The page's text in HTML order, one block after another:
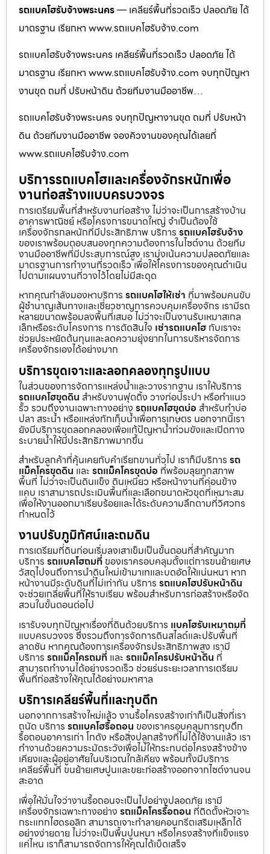
รถแบคโฮรับจ้างพระนคร— เคลียร์พื้นที่รวดเร็ว ปลอดภัย ได้
มาตรฐาน เรียกหา www.รถแบคโฮรับจ้าง.com
รถแบคโฮรับจ้างพระนคร เคลียร์พื้นที่รวดเร็ว ปลอดภัย ได้
มาตรฐาน เรียกหา www.รถแบคโฮรับจ้าง.com จบทุกปัญหา
งานขุด ถมที่ ปรับหน้าดิน ด้วยทีมงานมืออาชีพ…
รถแบคโฮรับจ้างพระนคร จบทุกปัญหางานขุด ถมที่ ปรับหน้า
ดิน ด้วยทีมงานมืออาชีพ จองคิวงานของคุณได้เลยที่
www.รถแบคโฮรับจ้าง.com
บริการรถแบคโฮและเครื่องจักรหนักเพื่อ
งานก่อสร้างแบบครบวงจร
การเตรียมพื้นที่สำหรับงานก่อสร้าง ไม่ว่าจะเป็นการสร้างบ้าน
อาคารพาณิชย์ หรือโครงการขนาดใหญ่ จำเป็นต้องใช้
เครื่องจักรกลหนักที่มีประสิทธิภาพ บริการ รถแบคโฮรับจ้าง
ของเราพร้อมตอบสนองทุกความต้องการในไซต์งาน ด้วยทีม
งานมืออาชีพที่มีประสบการณ์สูง เรามุ่งเน้นความปลอดภัยและ
มาตรฐานการทำงานที่รวดเร็ว เพื่อให้โครงการของคุณดำเนิน
ไปตามแผนงานที่วางไว้โดยไม่มีสะดุด
หากคุณกำลังมองหาบริการ รถแบคโฮให้เช่า ที่มาพร้อมคนขับ
ผู้ชำนาญเส้นทางและเชี่ยวชาญการควบคุมเครื่องจักร เรามีรถ
หลายขนาดพร้อมลงพื้นที่เสมอ ไม่ว่าจะเป็นงานรับเหมาสเกล
เล็กหรือระดับโครงการ การตัดสินใจ เช่ารถแบคโฮ กับเราจะ
ช่วยประหยัดต้นทุนและลดความยุ่งยากในการบริหารจัดการ
เครื่องจักรเองได้อย่างมาก
บริการขุดเจาะและลอกคลองทุกรูปแบบ
ในส่วนของการจัดการแหล่งน้ำและวางรากฐาน เราให้บริการ
รถแบคโฮขุดดิน สำหรับงานฟุตติ้ง วางท่อประปา หรือทำแนว
รั้ว รวมถึงงานเฉพาะทางอย่าง รถแบคโฮขุดบ่อ สำหรับทำบ่อ
ปลา สระน้ำ หรือแหล่งกักเก็บน้ำเพื่อการเกษตร นอกจากนี้เรา
ยังมีบริการขุดลอกคลองเพื่อแก้ปัญหาน้ำท่วมขังและเปิดทาง
ระบายน้ำให้มีประสิทธิภาพมากขึ้น
สำหรับลูกค้าที่คุ้นเคยกับคำเรียกขานทั่วไป เราก็มีบริการ รถ
แม็คโครขุดดิน และ รถแม็คโครขุดบ่อ ที่พร้อมลุยทุกสภาพ
พื้นที่ ไม่ว่าจะเป็นดินแข็ง ดินเหนียว หรือหน้างานที่ค่อนข้าง
แคบ เราสามารถประเมินพื้นที่และเลือกขนาดหัวขุดที่เหมาะสม
เพื่อให้งานออกมาเรียบร้อยและได้ระดับความลึกตามที่วิศวกร
กำหนดไว้
งานปรับภูมิทัศน์และถมดิน
การเตรียมที่ดินก่อนเริ่มลงเสาเข็มเป็นขั้นตอนที่สำคัญมาก
บริการ รถแบคโฮถมที่ ของเราครอบคลุมตั้งแต่การขนย้ายเศษ
วัสดุไปจนถึงการนำดินใหม่เข้ามาเทและบดอัดให้แน่นหนา หาก
หน้างานมีระดับดินที่ไม่เท่ากัน บริการ รถแบคโฮปรับหน้าดิน
จะช่วยเกลี่ยพื้นที่ให้ราบเรียบ พร้อมสำหรับการก่อสร้างหรือจัด
สวนในขั้นตอนต่อไป
เรารับจบทุกปัญหาเรื่องที่ดินด้วยบริการ แบคโฮรับเหมาถมที่
แบบครบวงจร ซึ่งรวมถึงการจัดการดินสไลด์และปรับพื้นที่
ลาดชัน หากคุณต้องการเครื่องจักรประสิทธิภาพสูง เรามี
บริการ รถแม็คโครถมที่ และ รถแม็คโครปรับหน้าดิน ที่
สามารถทำงานได้อย่างรวดเร็ว ช่วยร่นระยะเวลาการเตรียม
พื้นที่ก่อสร้างให้คุณได้อย่างมหาศาล
บริการเคลียร์พื้นที่และทุบตึก
นอกจากการสร้างใหม่แล้ว งานรื้อโครงสร้างเก่าก็เป็นสิ่งที่เรา
ถนัด บริการ รถแบคโฮรื้อถอน ของเราครอบคลุมการทุบตึก
รื้อถอนอาคารเก่า โกดัง หรือสิ่งปลูกสร้างที่ไม่ได้ใช้งานแล้ว เรา
ทำงานด้วยความระมัดระวังเพื่อไม่ให้กระทบต่อโครงสร้างข้าง
เคียงและผู้อยู่อาศัยในบริเวณใกล้เคียง พร้อมทั้งมีบริการ
เคลียร์พื้นที่ ขนย้ายเศษปูนและขยะก่อสร้างออกจากไซต์งานจน
สะอาด
เพื่อให้มั่นใจว่างานรื้อถอนจะเป็นไปอย่างปลอดภัย เรามี
เครื่องจักรเฉพาะทางอย่าง รถแม็คโครรื้อถอน ที่ติดตั้งหัวเจาะ
กระแทกไฮดรอลิก สามารถเจาะทำลายคอนกรีตเสริมเหล็กได้
อย่างง่ายดาย ไม่ว่าจะเป็นพื้นปูนหนา หรือโครงสร้างที่แข็งแรง
แค่ไหน เราก็สามารถจัดการให้คุณได้เบ็ดเสร็จ